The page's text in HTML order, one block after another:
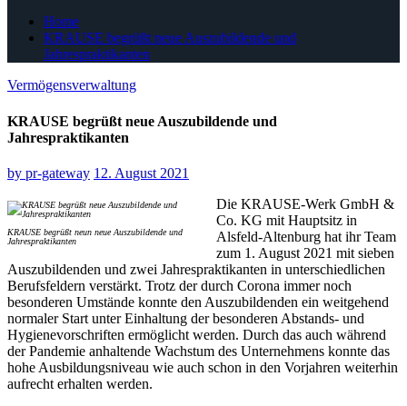
Home
KRAUSE begrüßt neue Auszubildende und
Jahrespraktikanten
Vermögensverwaltung
KRAUSE begrüßt neue Auszubildende und
Jahrespraktikanten
by pr-gateway 12. August 2021
KRAUSE begrüßt neun neue Auszubildende und
Jahrespraktikanten
Die KRAUSE-Werk GmbH &
Co. KG mit Hauptsitz in
Alsfeld-Altenburg hat ihr Team
zum 1. August 2021 mit sieben
Auszubildenden und zwei Jahrespraktikanten in unterschiedlichen
Berufsfeldern verstärkt. Trotz der durch Corona immer noch
besonderen Umstände konnte den Auszubildenden ein weitgehend
normaler Start unter Einhaltung der besonderen Abstands- und
Hygienevorschriften ermöglicht werden. Durch das auch während
der Pandemie anhaltende Wachstum des Unternehmens konnte das
hohe Ausbildungsniveau wie auch schon in den Vorjahren weiterhin
aufrecht erhalten werden.